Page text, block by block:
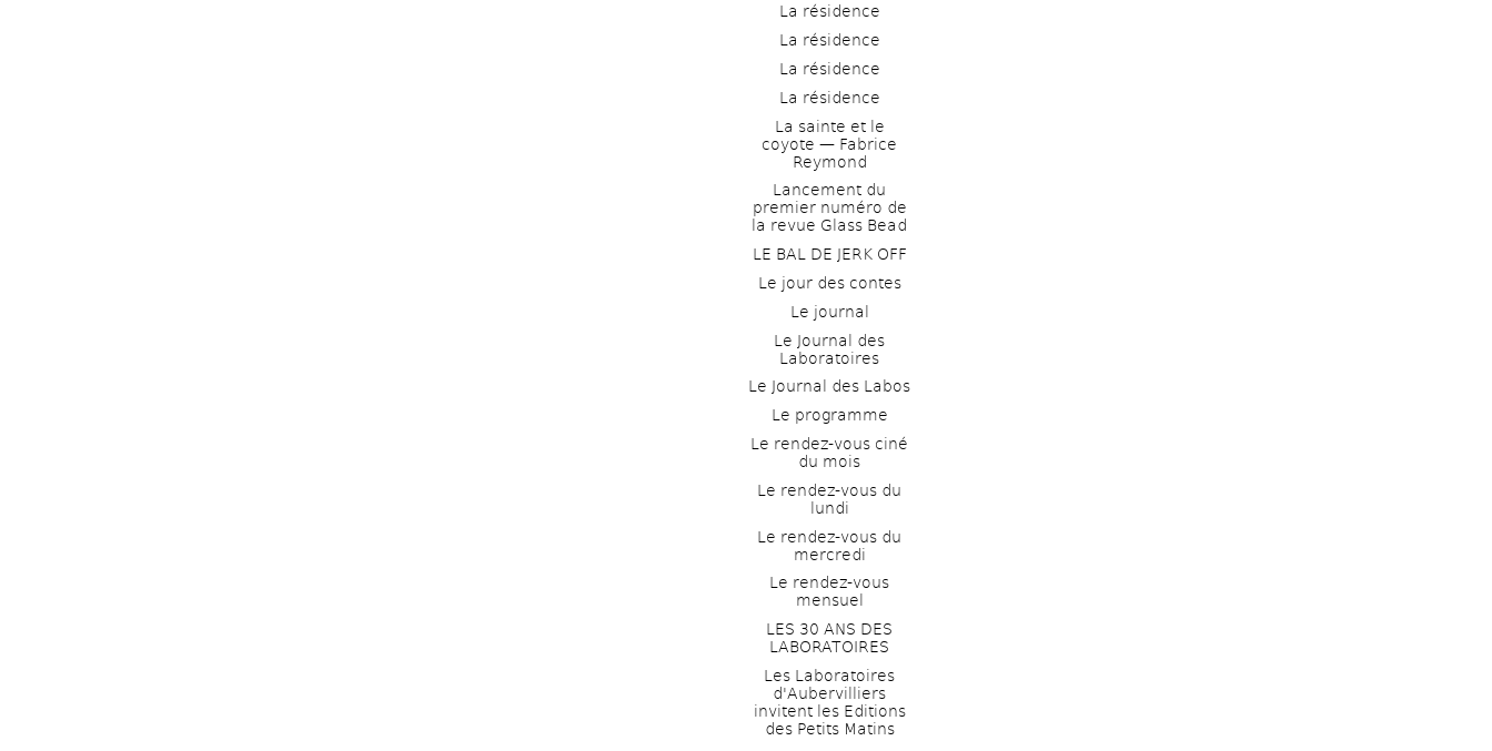
La résidence
La résidence
La résidence
La résidence
La sainte et le
coyote — Fabrice
Reymond
Lancement du
premier numéro de
la revue Glass Bead
LE BAL DE JERK OFF
Le jour des contes
Le journal
Le Journal des
Laboratoires
Le Journal des Labos
Le programme
Le rendez-vous ciné
du mois
Le rendez-vous du
lundi
Le rendez-vous du
mercredi
Le rendez-vous
mensuel
LES 30 ANS DES
LABORATOIRES
Les Laboratoires
d'Aubervilliers
invitent les Editions
des Petits Matins